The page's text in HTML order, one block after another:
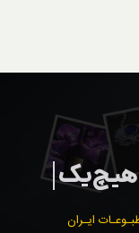
ایـران